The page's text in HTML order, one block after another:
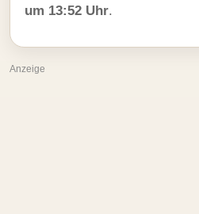
um 13:52 Uhr.
Anzeige